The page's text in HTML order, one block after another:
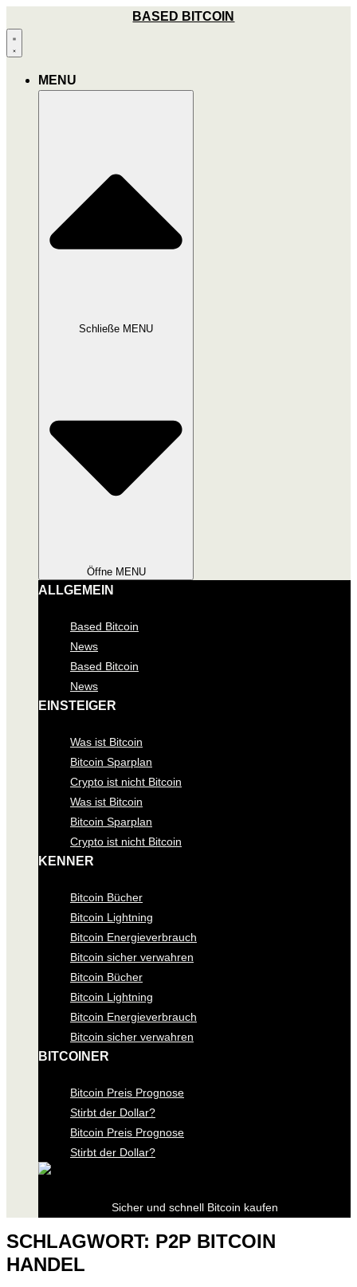
Inhalt
wechseln
BASED BITCOIN
MENU
Schließe MENU
Öffne MENU
ALLGEMEIN
Based Bitcoin
News
Based Bitcoin
News
EINSTEIGER
Was ist Bitcoin
Bitcoin Sparplan
Crypto ist nicht Bitcoin
Was ist Bitcoin
Bitcoin Sparplan
Crypto ist nicht Bitcoin
KENNER
Bitcoin Bücher
Bitcoin Lightning
Bitcoin Energieverbrauch
Bitcoin sicher verwahren
Bitcoin Bücher
Bitcoin Lightning
Bitcoin Energieverbrauch
Bitcoin sicher verwahren
BITCOINER
Bitcoin Preis Prognose
Stirbt der Dollar?
Bitcoin Preis Prognose
Stirbt der Dollar?
Sicher und schnell Bitcoin kaufen
SCHLAGWORT: P2P BITCOIN
HANDEL